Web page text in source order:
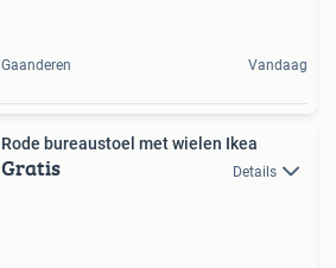
Gaanderen Vandaag
Rode bureaustoel met wielen Ikea
Gratis Details